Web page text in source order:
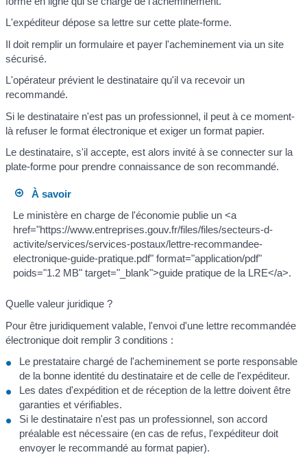
L'expéditeur dépose sa lettre sur cette plate-forme.
Il doit remplir un formulaire et payer l'acheminement via un site
sécurisé.
L'opérateur prévient le destinataire qu'il va recevoir un
recommandé.
Si le destinataire n'est pas un professionnel, il peut à ce moment-
là refuser le format électronique et exiger un format papier.
Le destinataire, s'il accepte, est alors invité à se connecter sur la
plate-forme pour prendre connaissance de son recommandé.
À savoir
Le ministère en charge de l'économie publie un <a
href="https://www.entreprises.gouv.fr/files/files/secteurs-d-
activite/services/services-postaux/lettre-recommandee-
electronique-guide-pratique.pdf" format="application/pdf"
poids="1.2 MB" target="_blank">guide pratique de la LRE</a>.
Quelle valeur juridique ?
Pour être juridiquement valable, l'envoi d'une lettre recommandée
électronique doit remplir 3 conditions :
Le prestataire chargé de l'acheminement se porte responsable
de la bonne identité du destinataire et de celle de l'expéditeur.
Les dates d'expédition et de réception de la lettre doivent être
garanties et vérifiables.
Si le destinataire n'est pas un professionnel, son accord
préalable est nécessaire (en cas de refus, l'expéditeur doit
envoyer le recommandé au format papier).